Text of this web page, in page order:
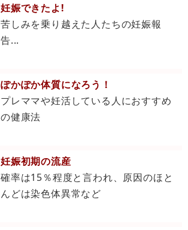
妊娠できたよ!
苦しみを乗り越えた人たちの妊娠報
告...
ぽかぽか体質になろう！
プレママや妊活している人におすすめ
の健康法
妊娠初期の流産
確率は15％程度と言われ、原因のほと
んどは染色体異常など